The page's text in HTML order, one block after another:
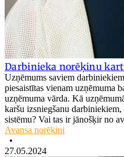
Darbinieka norēķinu
Uzņēmums saviem
piesaistītas vienam uzņēmuma
uzņēmuma vārda. Kā
karšu izsniegšanu
sistēmu? Vai tas ir jānošķir no
Avansa norēķini
•
27.05.2024